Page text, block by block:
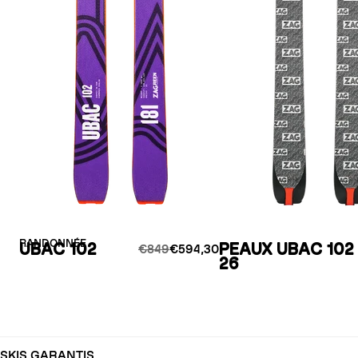
RANDONNÉE
UBAC 102 €849€594,30PEAUX UBAC
26